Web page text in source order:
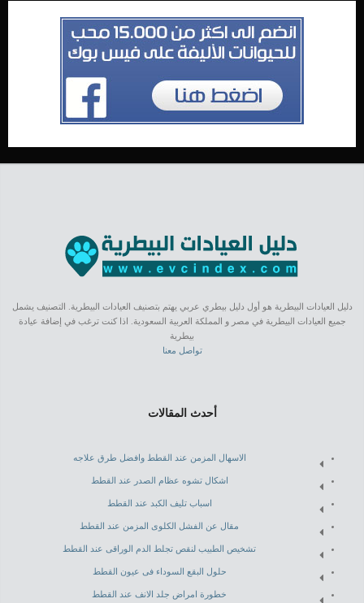
دليل العيادات البيطرية هو أول دليل بيطري عربي يهتم بتصنيف العيادات البيطرية. التصنيف يشمل
جميع العيادات البيطرية في مصر و المملكة العربية السعودية. اذا كنت ترغب في إضافة عيادة
بيطرية
تواصل معنا
أحدث المقالات
الاسهال المزمن عند القطط وافضل طرق علاجه
اشكال تشوه عظام الصدر عند القطط
اسباب تليف الكبد عند القطط
مقال عن الفشل الكلوى المزمن عند القطط
تشخيص الطبيب لنقص تجلط الدم الوراقى عند القطط
حلول البقع السوداء فى عيون القطط
خطورة امراض جلد الانف عند القطط